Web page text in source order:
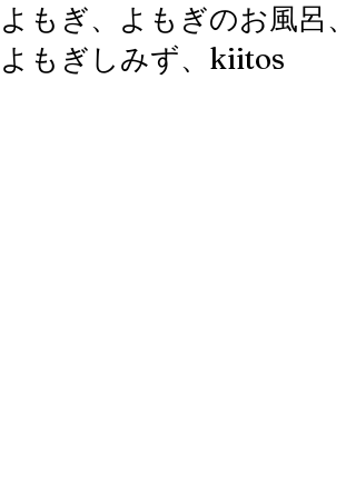
よもぎ、よもぎのお風呂、
よもぎしみず、kiitos